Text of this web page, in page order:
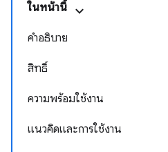
ในหน้านี้
คำอธิบาย
สิทธิ์
ความพร้อมใช้งาน
แนวคิดและการใช้งาน